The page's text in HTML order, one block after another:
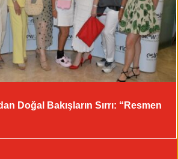
Doğal Bakışların Sırrı: “Resmen